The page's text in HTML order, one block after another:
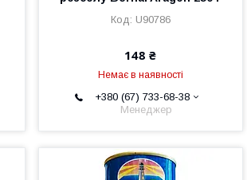
U90786
148 ₴
Немає в наявності
+380 (67) 733-68-38
Менеджер